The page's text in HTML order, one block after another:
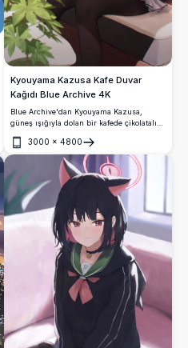
Kyouyama Kazusa Kafe Duvar
Kağıdı Blue Archive 4K
Blue Archive'dan Kyouyama Kazusa,
güneş ışığıyla dolan bir kafede çikolatalı
kulakları, kırmızı gözleri ve okul
üniformasıyla çarpıcı 4K yüksek
çözünürlüklü dijital sanatta.
3000 × 4800
Aç